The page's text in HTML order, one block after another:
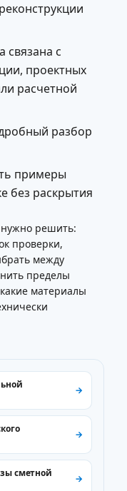
связана с
проектных
расчетной
разбор
примеры
без раскрытия
нужно решить:
проверки,
между
пределы
материалы
сметной